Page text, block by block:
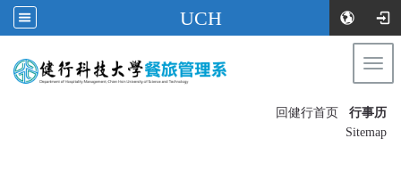
UCH
回健行首页
行事历
Sitemap